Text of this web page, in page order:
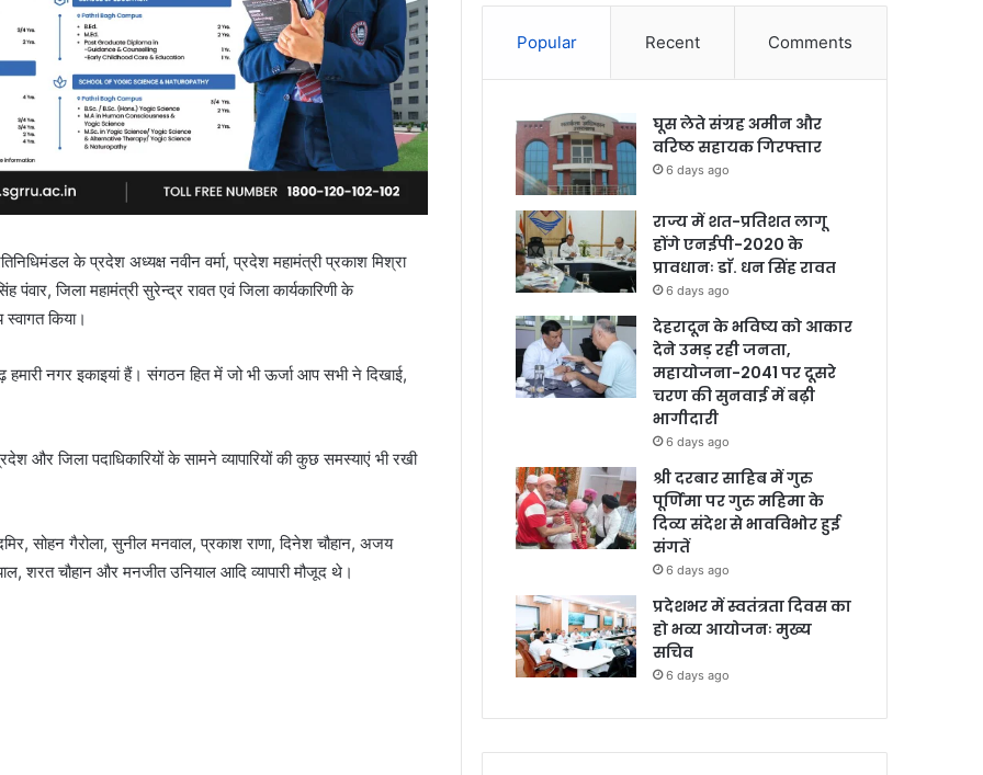
के प्रदेश अध्यक्ष नवीन वर्मा, प्रदेश महामंत्री प्रकाश मिश्रा
जिला महामंत्री सुरेन्द्र रावत एवं जिला कार्यकारिणी के
किया।
नगर इकाइयां हैं। संगठन हित में जो भी ऊर्जा आप सभी ने दिखाई,
और जिला पदाधिकारियों के सामने व्यापारियों की कुछ समस्याएं भी रखी
सोहन गैरोला, सुनील मनवाल, प्रकाश राणा, दिनेश चौहान, अजय
शरत चौहान और मनजीत उनियाल आदि व्यापारी मौजूद थे।
Popular Recent Comments
घूस लेते संग्रह अमीन और
वरिष्ठ सहायक गिरफ्तार
6 days ago
राज्य में शत-प्रतिशत लागू
होंगे एनईपी-2020 के
प्रावधानः डाॅ. धन सिंह रावत
6 days ago
देहरादून के भविष्य को आकार
देने उमड़ रही जनता,
महायोजना-2041 पर दूसरे
चरण की सुनवाई में बढ़ी
भागीदारी
6 days ago
श्री दरबार साहिब में गुरु
पूर्णिमा पर गुरु महिमा के
दिव्य संदेश से भावविभोर हुई
संगतें
6 days ago
प्रदेशभर में स्वतंत्रता दिवस का
हो भव्य आयोजनः मुख्य
सचिव
6 days ago